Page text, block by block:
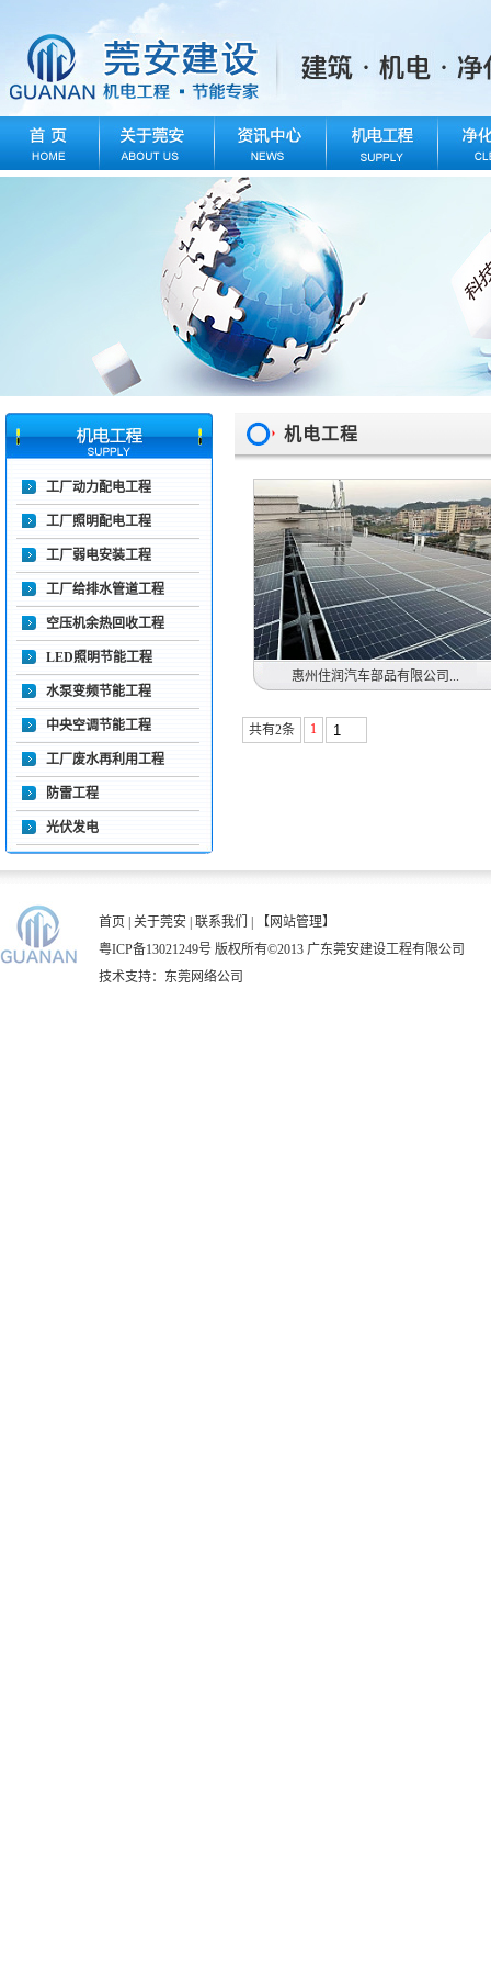
工厂动力配电工程
工厂照明配电工程
工厂弱电安装工程
工厂给排水管道工程
空压机余热回收工程
LED照明节能工程
水泵变频节能工程
中央空调节能工程
工厂废水再利用工程
防雷工程
光伏发电
机电工程
我司担任惠州住润汽车部品
惠州住润汽车部品有限公司...
共有2条 1
首页 关于莞安 联系我们
【网站管理】
粤ICP备13021249号 版权所有©2013 广东莞安建设工程有限公司
技术支持： 东莞网络公司